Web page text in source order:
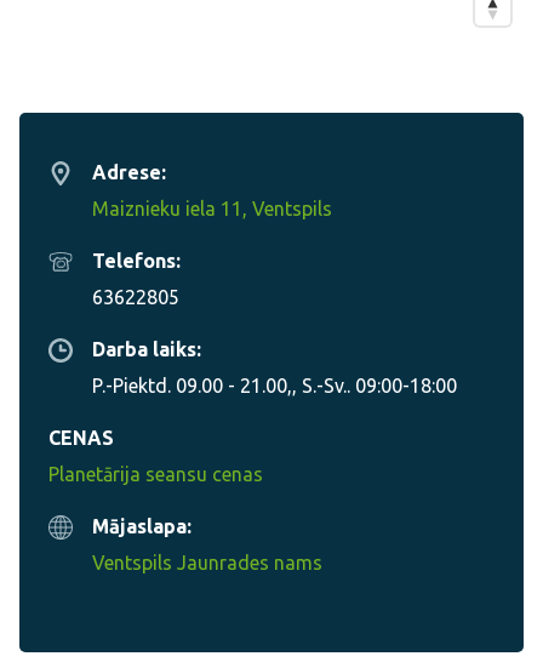
Adrese:
Maiznieku iela 11, Ventspils
Telefons:
63622805
Darba laiks:
P.-Piektd. 09.00 - 21.00,, S.-Sv.. 09:00-18:00
CENAS
Planetārija seansu cenas
Mājaslapa:
Ventspils Jaunrades nams